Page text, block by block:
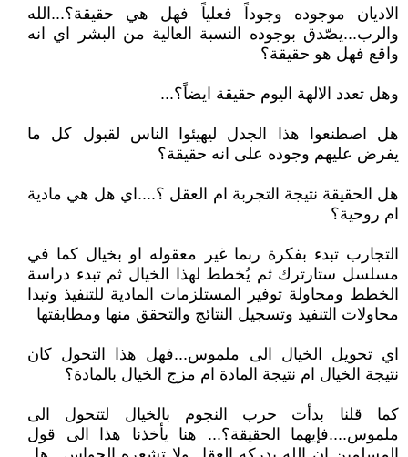
الاديان موجوده وجوداً فعلياً فهل هي حقيقة؟...الله
والرب...يصّدق بوجوده النسبة العالية من البشر اي انه
واقع فهل هو حقيقة؟
وهل تعدد الالهة اليوم حقيقة ايضاً؟...
هل اصطنعوا هذا الجدل ليهيئوا الناس لقبول كل ما
يفرض عليهم وجوده على انه حقيقة؟
هل الحقيقة نتيجة التجربة ام العقل ؟....اي هل هي مادية
ام روحية؟
التجارب تبدء بفكرة ربما غير معقوله او بخيال كما في
مسلسل ستارترك ثم يُخطط لهذا الخيال ثم تبدء دراسة
الخطط ومحاولة توفير المستلزمات المادية للتنفيذ وتبدا
محاولات التنفيذ وتسجيل النتائج والتحقق منها ومطابقتها
اي تحويل الخيال الى ملموس...فهل هذا التحول كان
نتيجة الخيال ام نتيجة المادة ام مزج الخيال بالمادة؟
كما قلنا بدأت حرب النجوم بالخيال لتتحول الى
ملموس....فإيهما الحقيقة؟... هنا يأخذنا هذا الى قول